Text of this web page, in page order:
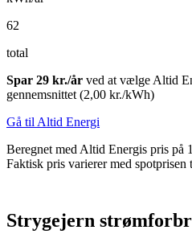
62
total
Spar 29 kr./år ved at vælge Altid
gennemsnittet (2,00 kr./kWh)
Gå til Altid Energi
Beregnet med Altid Energis pris på
Faktisk pris varierer med spotprisen
Strygejern